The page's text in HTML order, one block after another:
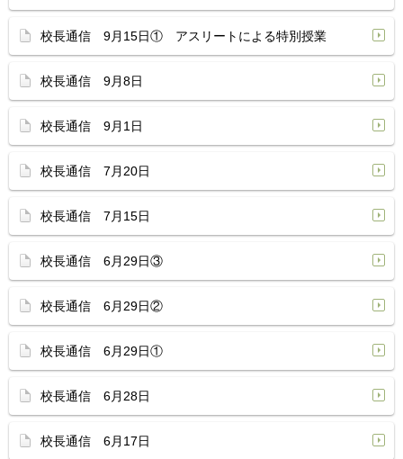
校長通信 9月15日① アスリートによる特別授業
校長通信 9月8日
校長通信 9月1日
校長通信 7月20日
校長通信 7月15日
校長通信 6月29日③
校長通信 6月29日②
校長通信 6月29日①
校長通信 6月28日
校長通信 6月17日